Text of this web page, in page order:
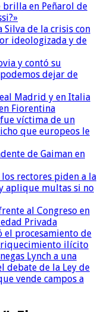
brilla en Peñarol de
Silva de la crisis con
ideologizada y de
y contó su
dejar de
Madrid y en Italia
Fiorentina
víctima de un
que europeos le
de Gaiman en
rectores piden a la
aplique multas si no
al Congreso en
Privada
el procesamiento de
ilícito
Lynch a una
debate de la Ley de
vende campos a